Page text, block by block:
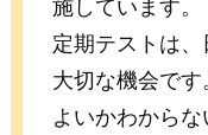
施しています。
定期テストは
大切な機会で
よいかわから